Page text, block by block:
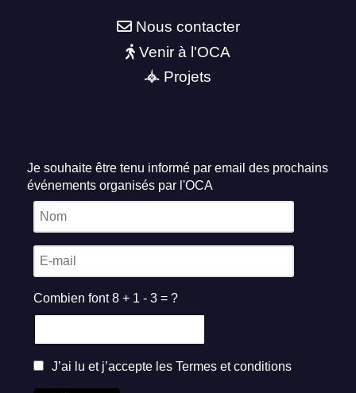
Nous contacter
Venir à l'OCA
Projets
Je souhaite être tenu informé par email des prochains
événements organisés par l'OCA
Combien font 8 + 1 - 3 = ?
J’ai lu et j’accepte les Termes et conditions